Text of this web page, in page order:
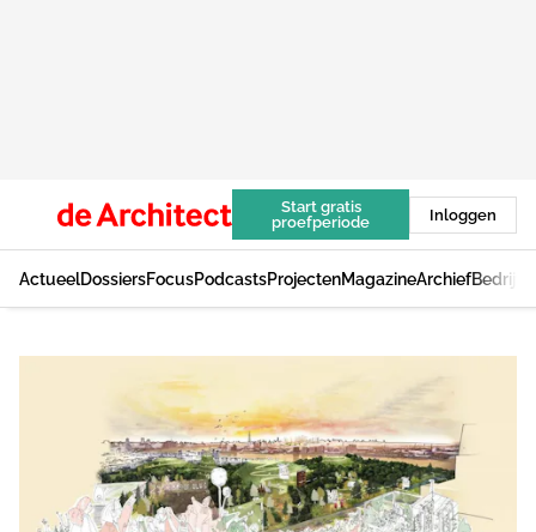
Start gratis
proefperiode
Inloggen
ActueelDossiersFocusPodcastsProjectenMagazineArchief